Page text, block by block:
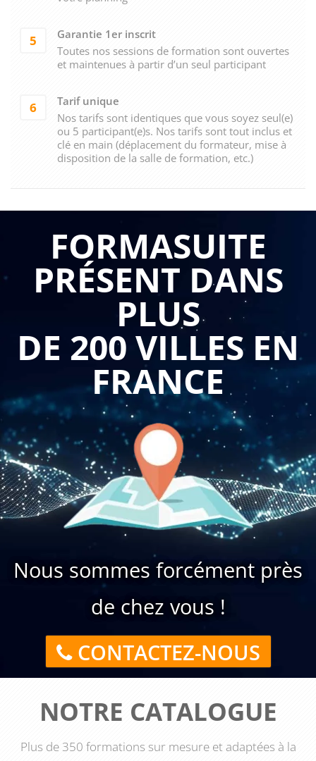
5
Garantie 1er inscrit
Toutes nos sessions de formation sont ouvertes
et maintenues à partir d’un seul participant
6
Tarif unique
Nos tarifs sont identiques que vous soyez seul(e)
ou 5 participant(e)s. Nos tarifs sont tout inclus et
clé en main (déplacement du formateur, mise à
disposition de la salle de formation, etc.)
FORMASUITE
PRÉSENT DANS
PLUS
DE 200 VILLES EN
FRANCE
Nous sommes forcément près
de chez vous !
CONTACTEZ-NOUS
NOTRE CATALOGUE
Plus de 350 formations sur mesure et adaptées à la